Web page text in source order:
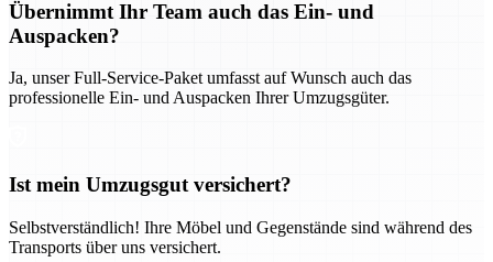
Übernimmt Ihr Team auch das Ein- und
Auspacken?
Ja, unser Full-Service-Paket umfasst auf Wunsch auch das
professionelle Ein- und Auspacken Ihrer Umzugsgüter.
Ist mein Umzugsgut versichert?
Selbstverständlich! Ihre Möbel und Gegenstände sind während des
Transports über uns versichert.